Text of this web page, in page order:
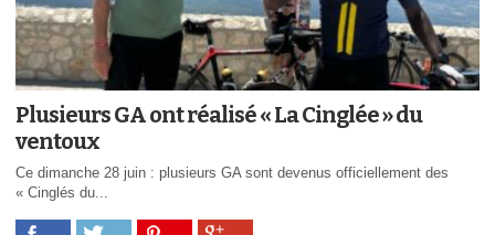
Plusieurs GA ont réalisé « La Cinglée » du
ventoux
Ce dimanche 28 juin : plusieurs GA sont devenus officiellement des
« Cinglés du...